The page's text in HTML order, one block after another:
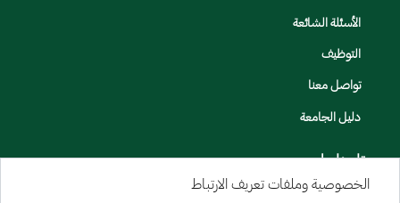
الأسئلة الشائعة
التوظيف
تواصل معنا
دليل الجامعة
تابعنا على
الخصوصية وملفات تعريف الارتباط